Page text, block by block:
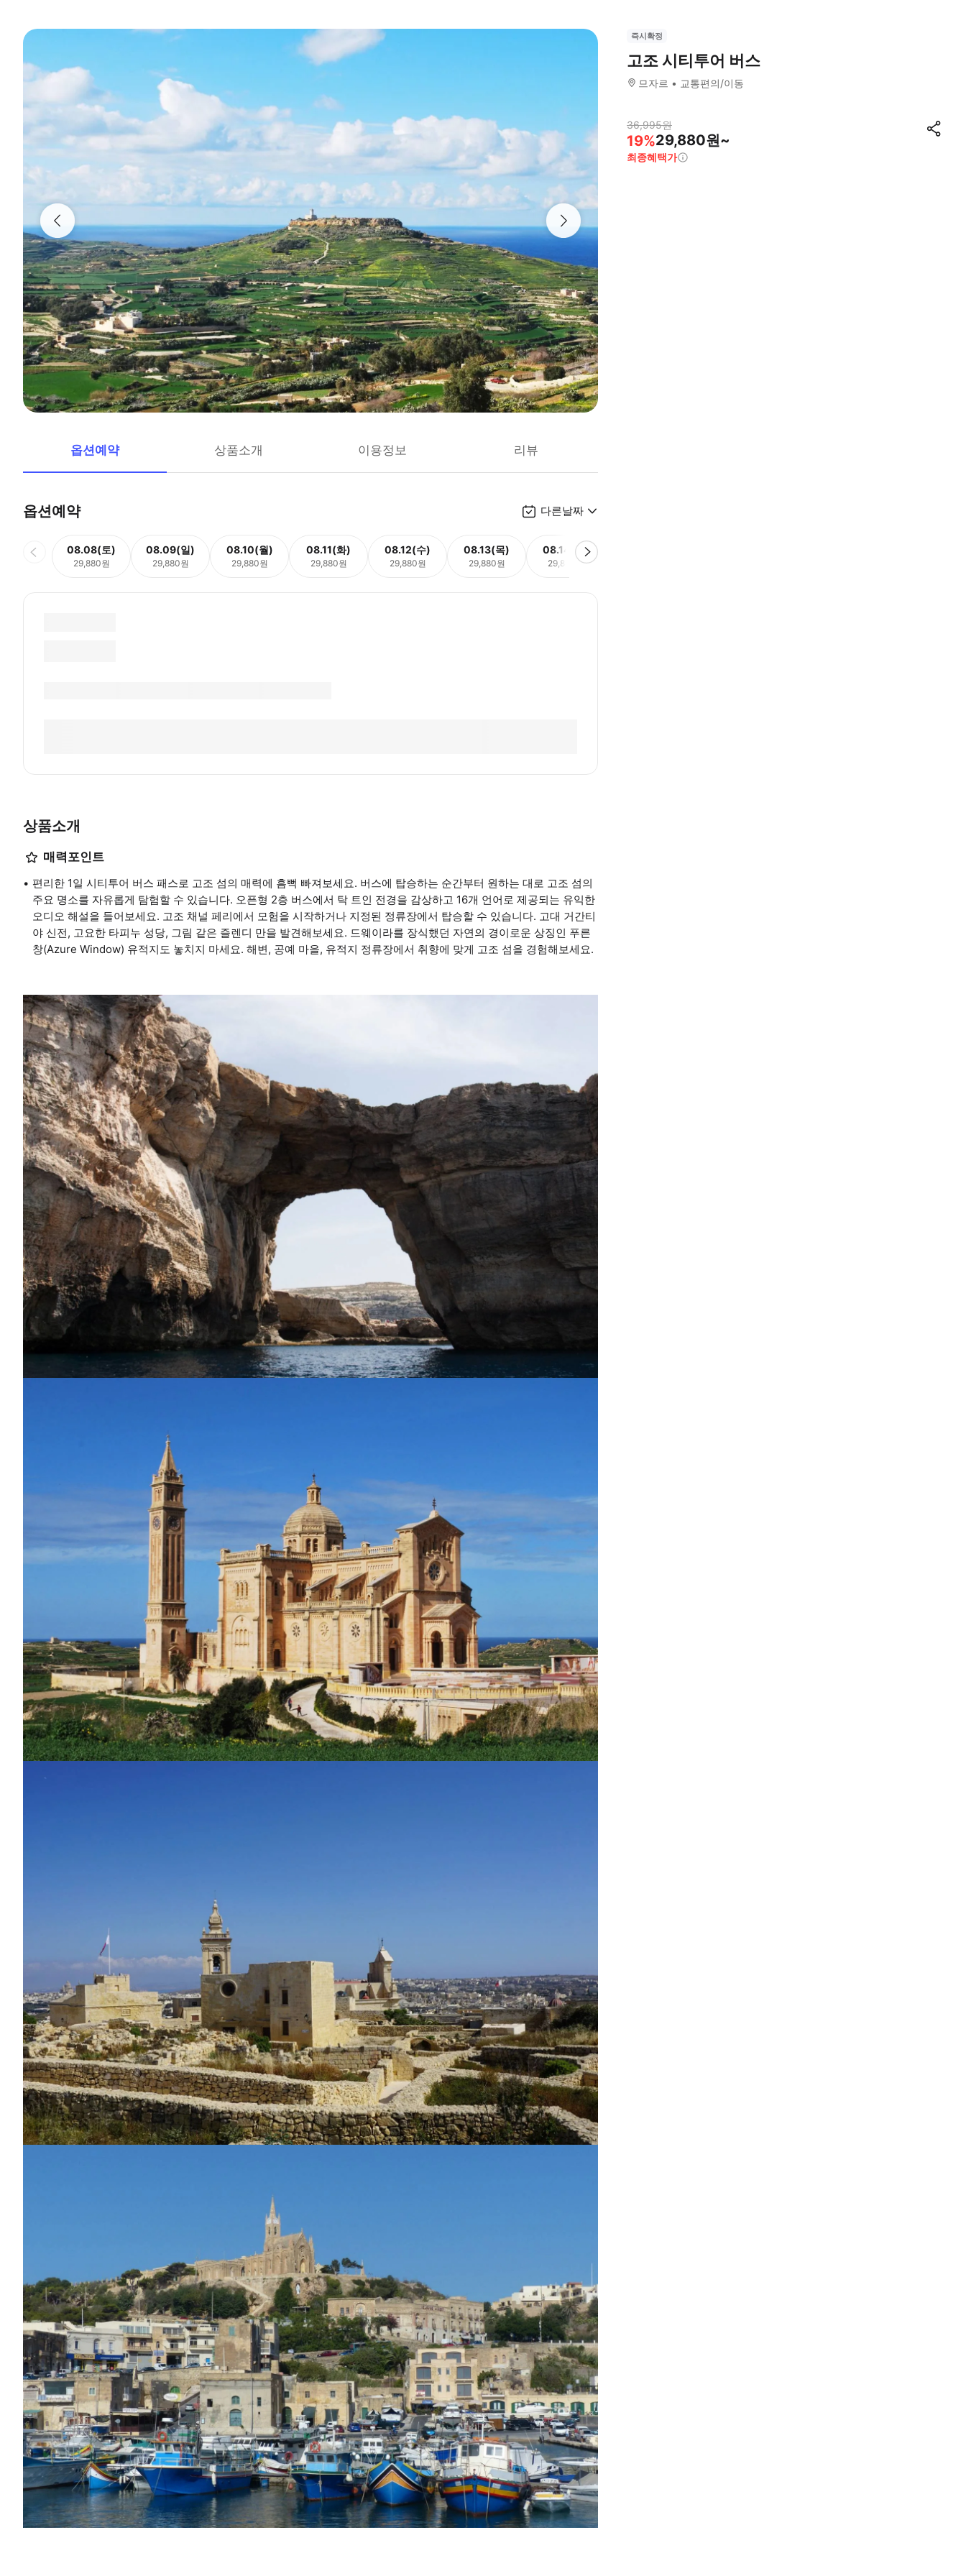
옵션예약 상품소개 이용정보 리뷰
옵션예약 다른날짜
08.08(토)
29,880원
08.09(일)
29,880원
08.10(월)
29,880원
08.11(화)
29,880원
08.12(수)
29,880원
08.13(목)
29,880원
08.14(금)
29,880원
상품소개
매력포인트
편리한 1일 시티투어 버스 패스로 고조 섬의 매력에 흠뻑 빠져보세요. 버스에 탑승하는 순간부터 원하는 대로 고조 섬의
주요 명소를 자유롭게 탐험할 수 있습니다. 오픈형 2층 버스에서 탁 트인 전경을 감상하고 16개 언어로 제공되는 유익한
오디오 해설을 들어보세요. 고조 채널 페리에서 모험을 시작하거나 지정된 정류장에서 탑승할 수 있습니다. 고대 거간티
야 신전, 고요한 타피누 성당, 그림 같은 즐렌디 만을 발견해보세요. 드웨이라를 장식했던 자연의 경이로운 상징인 푸른
창(Azure Window) 유적지도 놓치지 마세요. 해변, 공예 마을, 유적지 정류장에서 취향에 맞게 고조 섬을 경험해보세요.
즉시확정
고조 시티투어 버스
므자르 교통편의/이동
36,995원
19%29,880원~
최종혜택가